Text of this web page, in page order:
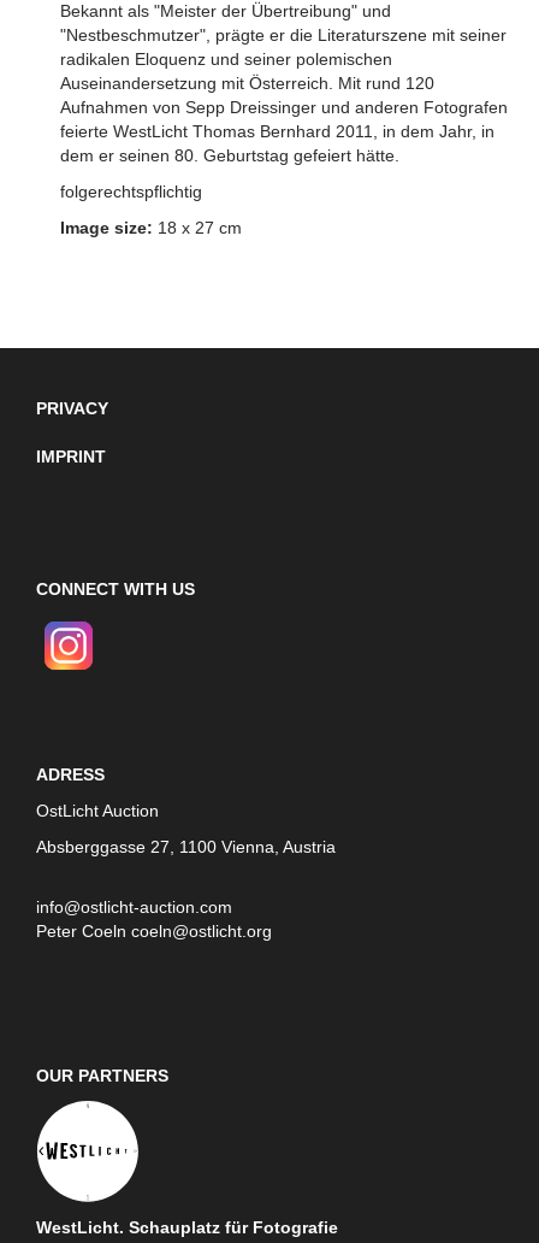
Bekannt als "Meister der Übertreibung" und
"Nestbeschmutzer", prägte er die Literaturszene mit seiner
radikalen Eloquenz und seiner polemischen
Auseinandersetzung mit Österreich. Mit rund 120
Aufnahmen von Sepp Dreissinger und anderen Fotografen
feierte WestLicht Thomas Bernhard 2011, in dem Jahr, in
dem er seinen 80. Geburtstag gefeiert hätte.
folgerechtspflichtig
Image size: 18 x 27 cm
PRIVACY
IMPRINT
CONNECT WITH US
ADRESS
OstLicht Auction
Absberggasse 27, 1100 Vienna, Austria
info@ostlicht-auction.com
Peter Coeln coeln@ostlicht.org
OUR PARTNERS
WestLicht. Schauplatz für Fotografie